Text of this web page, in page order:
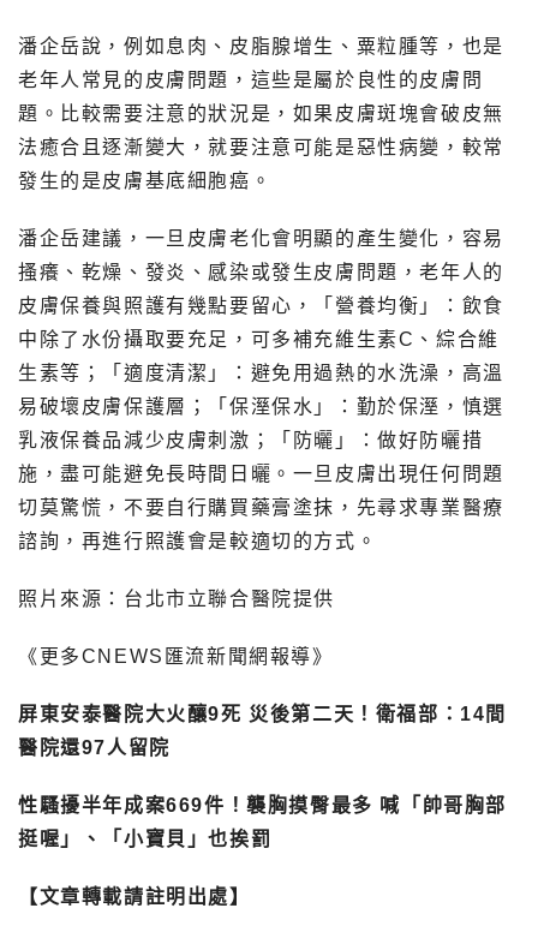
潘企岳說，例如息肉、皮脂腺增生、粟粒腫等，也是
老年人常見的皮膚問題，這些是屬於良性的皮膚問
題。比較需要注意的狀況是，如果皮膚斑塊會破皮無
法癒合且逐漸變大，就要注意可能是惡性病變，較常
發生的是皮膚基底細胞癌。
潘企岳建議，一旦皮膚老化會明顯的產生變化，容易
搔癢、乾燥、發炎、感染或發生皮膚問題，老年人的
皮膚保養與照護有幾點要留心，「營養均衡」：飲食
中除了水份攝取要充足，可多補充維生素C、綜合維
生素等；「適度清潔」：避免用過熱的水洗澡，高溫
易破壞皮膚保護層；「保溼保水」：勤於保溼，慎選
乳液保養品減少皮膚刺激；「防曬」：做好防曬措
施，盡可能避免長時間日曬。一旦皮膚出現任何問題
切莫驚慌，不要自行購買藥膏塗抹，先尋求專業醫療
諮詢，再進行照護會是較適切的方式。
照片來源：台北市立聯合醫院提供
《更多CNEWS匯流新聞網報導》
屏東安泰醫院大火釀9死 災後第二天！衛福部：14間
醫院還97人留院
性騷擾半年成案669件！襲胸摸臀最多 喊「帥哥胸部
挺喔」、「小寶貝」也挨罰
【文章轉載請註明出處】